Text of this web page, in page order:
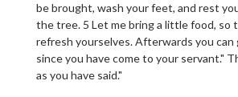
be brought, wash your feet, and rest
the tree. 5 Let me bring a little food, so
refresh yourselves. Afterwards you can
since you have come to your servant."
as you have said."